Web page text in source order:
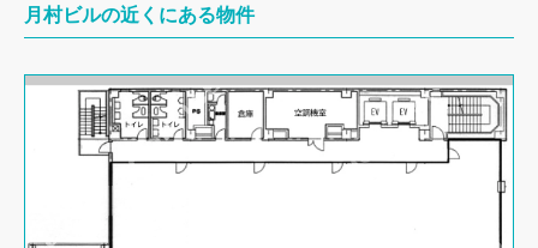
月村ビルの近くにある物件